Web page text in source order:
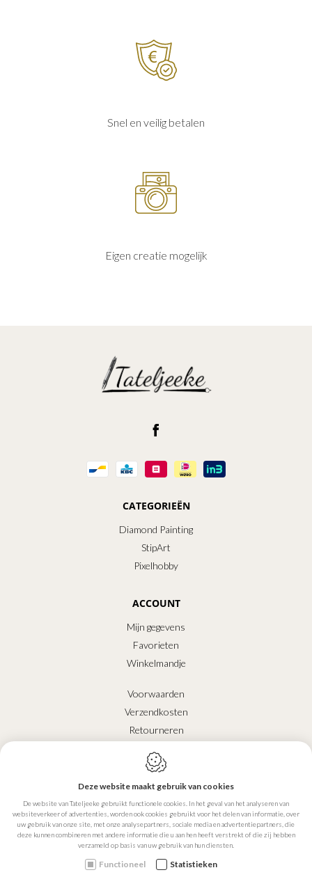
Snel en veilig betalen
Eigen creatie mogelijk
CATEGORIEËN
Diamond Painting
StipArt
Pixelhobby
ACCOUNT
Mijn gegevens
Favorieten
Winkelmandje
Voorwaarden
Verzendkosten
Retourneren
Contact
CONTACT
Tateljeeke
Reststraat 45
2870Puurs Sint-Amands
Deze website maakt gebruik van cookies
De website van Tateljeeke gebruikt functionele cookies. In het geval van het analyseren van
websiteverkeer of advertenties, worden ook cookies gebruikt voor het delen van informatie, over
uw gebruik van onze site, met onze analysepartners, sociale media en advertentiepartners, die
deze kunnen combineren met andere informatie die u aan hen heeft verstrekt of die zij hebben
verzameld op basis van uw gebruik van hun diensten.
Functioneel Statistieken